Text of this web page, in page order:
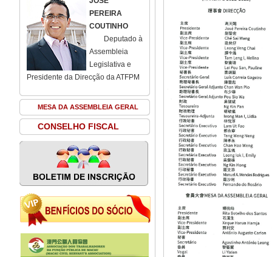
PEREIRA
COUTINHO
Deputado à
Assembleia
Legislativa e
Presidente da Direcção da ATFPM
MESA DA ASSEMBLEIA GERAL
CONSELHO FISCAL